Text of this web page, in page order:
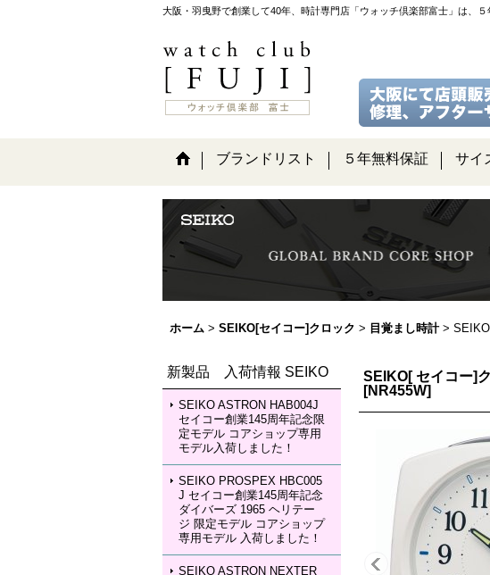
大阪・羽曳野で創業して40年、時計専門店「ウォッチ倶楽部富士」は、
ブランドリスト ５年無料保証 サイ
ホーム > SEIKO[セイコー]クロック > 目覚まし時計 >
新製品 入荷情報 SEIKO
SEIKO ASTRON HAB004J
セイコー創業145周年記念限
定モデル コアショップ専用
モデル入荷しました！
SEIKO PROSPEX HBC005
J セイコー創業145周年記念
ダイバーズ 1965 ヘリテー
ジ 限定モデル コアショップ
専用モデル 入荷しました！
SEIKO ASTRON NEXTER
SEIKO[ セイコー]
[NR455W]